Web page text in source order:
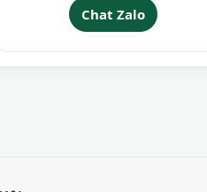
Chat Zalo